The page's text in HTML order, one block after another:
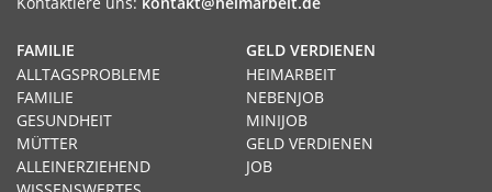
GELD VERDIENEN
HEIMARBEIT
NEBENJOB
MINIJOB
GELD VERDIENEN
JOB
FAMILIE
ALLTAGSPROBLEME
FAMILIE
GESUNDHEIT
MÜTTER
ALLEINERZIEHEND